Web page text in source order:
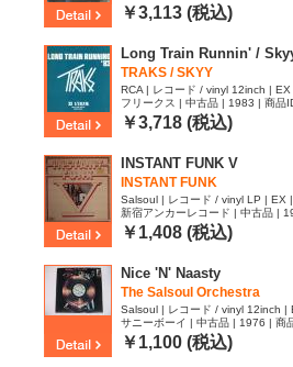
￥3,113 (税込)
Long Train Runnin' /
TRAKS / SKYY
RCA | レコード / vinyl 12inch | EX
フリークス | 中古品 | 1983 | 商品
￥3,718 (税込)
INSTANT FUNK V
INSTANT FUNK
Salsoul | レコード / vinyl LP | EX
新宿アンカーレコード | 中古品 |
8￥1,408 (税込)
Nice 'N' Naasty
The Salsoul Orchestra
Salsoul | レコード / vinyl 12inch |
サニーボーイ | 中古品 | 1976 | 商
￥1,100 (税込)